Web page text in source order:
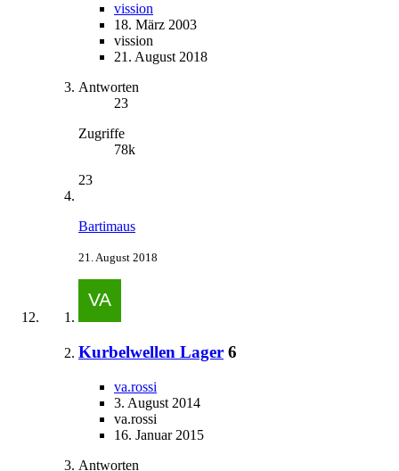
vission
18. März 2003
vission
21. August 2018
Antworten
23
Zugriffe
78k
23
Bartimaus
21. August 2018
Kurbelwellen Lager 6
va.rossi
3. August 2014
va.rossi
16. Januar 2015
Antworten